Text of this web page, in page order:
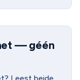
— géén
Leest beide